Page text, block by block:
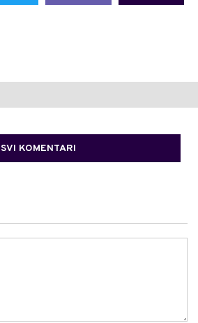
SVI KOMENTARI